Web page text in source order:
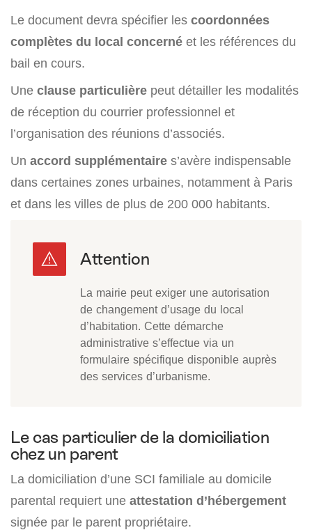
Le document devra spécifier les coordonnées
complètes du local concerné et les références du
bail en cours.
Une clause particulière peut détailler les modalités
de réception du courrier professionnel et
l’organisation des réunions d’associés.
Un accord supplémentaire s’avère indispensable
dans certaines zones urbaines, notamment à Paris
et dans les villes de plus de 200 000 habitants.
La mairie peut exiger une autorisation
de changement d’usage du local
d’habitation. Cette démarche
administrative s’effectue via un
formulaire spécifique disponible auprès
des services d’urbanisme.
Le cas particulier de la domiciliation
chez un parent
La domiciliation d’une SCI familiale au domicile
parental requiert une attestation d’hébergement
signée par le parent propriétaire.